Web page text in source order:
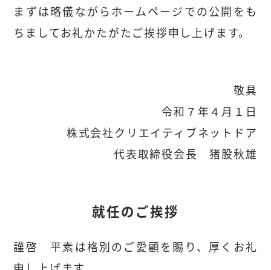
まずは略儀ながらホームページでの公開をも
ちましてお礼かたがたご挨拶申し上げます。
敬具
令和７年４月１日
株式会社クリエイティブネットドア
代表取締役会長 猪股秋雄
就任のご挨拶
謹啓 平素は格別のご愛顧を賜り、厚くお礼